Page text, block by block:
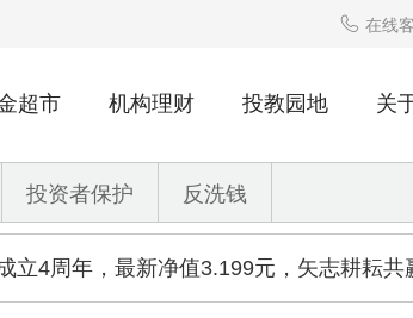
 在线
超市 机构理财 投教园地 关
投资者保护 反洗钱
立4周年，最新净值3.199元，矢志耕耘共